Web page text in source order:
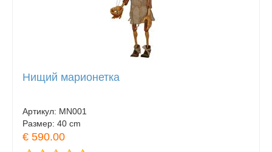
Нищий марионетка
Артикул: MN001
Размер: 40 cm
€ 590.00